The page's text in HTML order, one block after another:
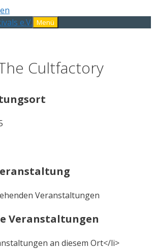
Menü
Cultfactory
Veranstaltungen
Veranstaltungen
an diesem Ort</li>